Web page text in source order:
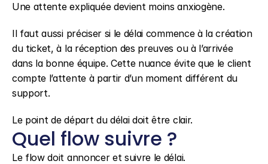
Une attente expliquée devient moins anxiogène.
Il faut aussi préciser si le délai commence à la création
du ticket, à la réception des preuves ou à l’arrivée
dans la bonne équipe. Cette nuance évite que le client
compte l’attente à partir d’un moment différent du
support.
Le point de départ du délai doit être clair.
Quel flow suivre ?
Le flow doit annoncer et suivre le délai.